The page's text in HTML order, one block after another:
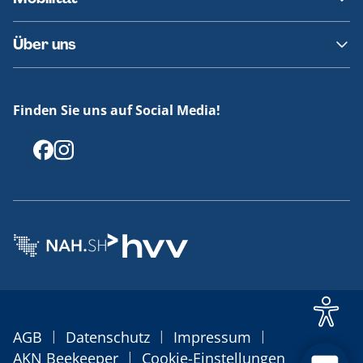
Fundsachen
Häufige Fragen
Barrierefreies Reisen
Erklärung Barrierefreiheit
Über uns
Offenlegungen
Finden Sie uns auf Social Media!
AGB | Datenschutz | Impressum |
AKN Beekeeper | Cookie-Einstellungen